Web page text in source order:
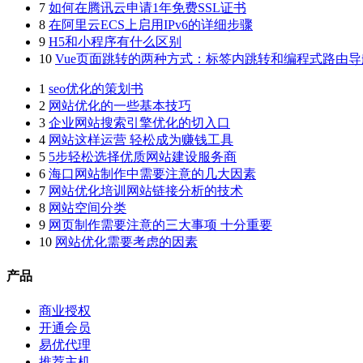
7 如何在腾讯云申请1年免费SSL证书
8 在阿里云ECS上启用IPv6的详细步骤
9 H5和小程序有什么区别
10 Vue页面跳转的两种方式：标签内跳转和编程式路由
1 seo优化的策划书
2 网站优化的一些基本技巧
3 企业网站搜索引擎优化的切入口
4 网站这样运营 轻松成为赚钱工具
5 5步轻松选择优质网站建设服务商
6 海口网站制作中需要注意的几大因素
7 网站优化培训网站链接分析的技术
8 网站空间分类
9 网页制作需要注意的三大事项 十分重要
10 网站优化需要考虑的因素
产品
商业授权
开通会员
易优代理